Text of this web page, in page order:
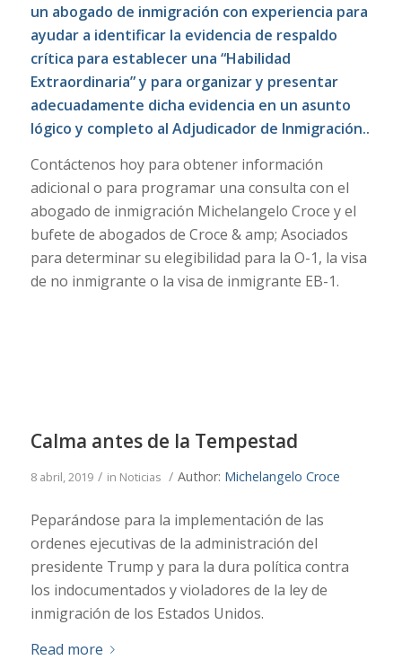
un abogado de inmigración con experiencia para
ayudar a identificar la evidencia de respaldo
crítica para establecer una “Habilidad
Extraordinaria” y para organizar y presentar
adecuadamente dicha evidencia en un asunto
lógico y completo al Adjudicador de Inmigración..
Contáctenos hoy para obtener información
adicional o para programar una consulta con el
abogado de inmigración Michelangelo Croce y el
bufete de abogados de Croce & amp; Asociados
para determinar su elegibilidad para la O-1, la visa
de no inmigrante o la visa de inmigrante EB-1.
Calma antes de la Tempestad
8 abril, 2019 / in Noticias / Author: Michelangelo Croce
Peparándose para la implementación de las
ordenes ejecutivas de la administración del
presidente Trump y para la dura política contra
los indocumentados y violadores de la ley de
inmigración de los Estados Unidos.
Read more